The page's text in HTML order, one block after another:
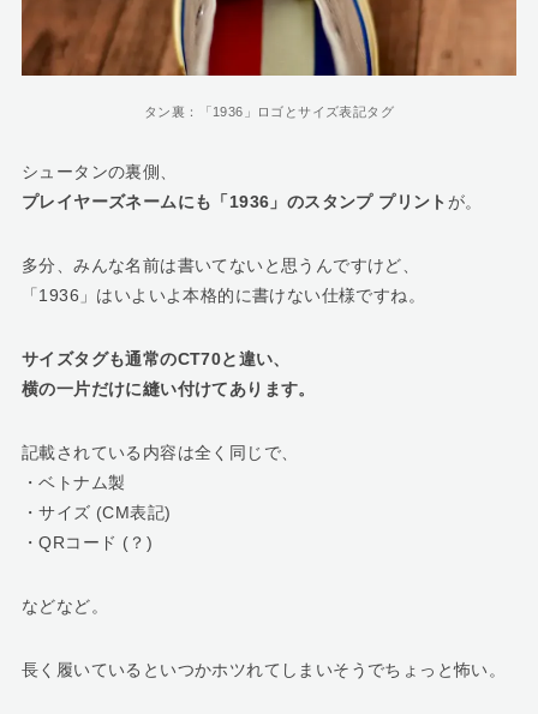
タン裏：「1936」ロゴとサイズ表記タグ
シュータンの裏側、
プレイヤーズネームにも「1936」のスタンプ プリント が。
多分、みんな名前は書いてないと思うんですけど、
「1936」はいよいよ本格的に書けない仕様ですね。
サイズタグも通常のCT70と違い、
横の一片だけに縫い付けてあります。
記載されている内容は全く同じで、
・ベトナム製
・サイズ (CM表記)
・QRコード (？)
などなど。
長く履いているといつかホツれてしまいそうでちょっと怖い。